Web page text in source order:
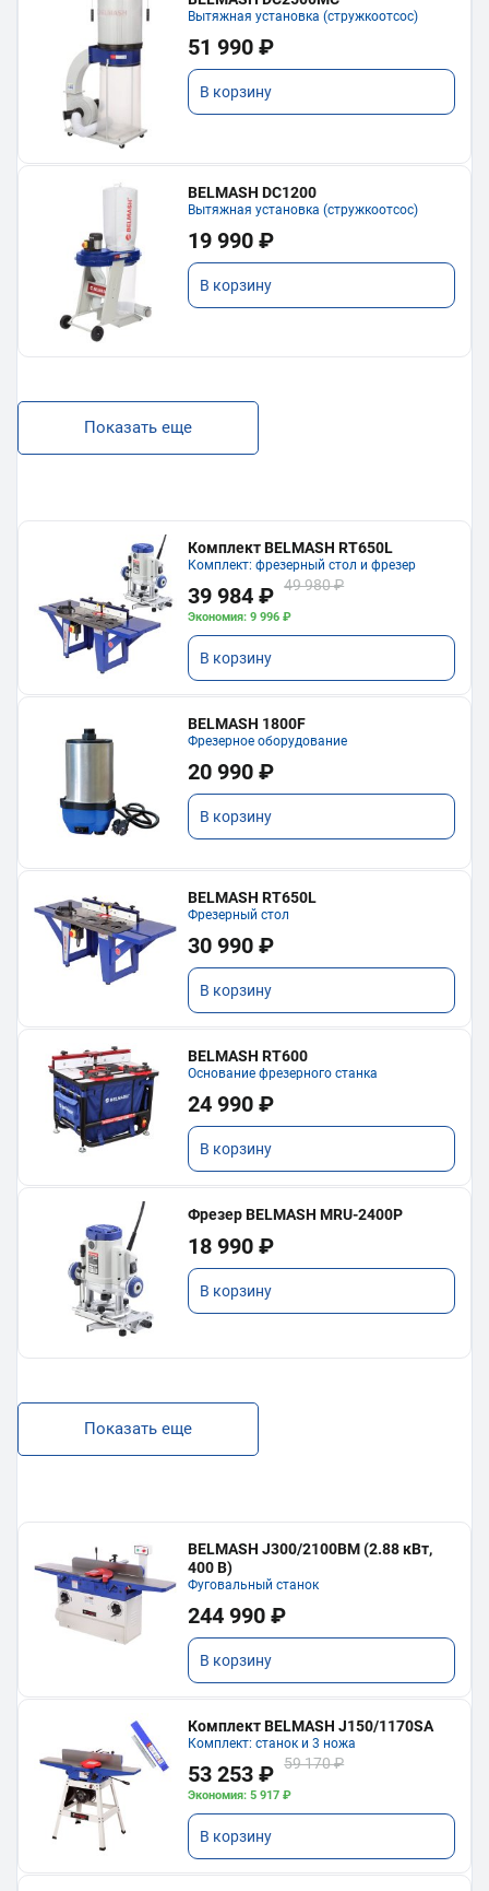
Вытяжная установка (стружкоотсос)
51 990 ₽
В корзину
BELMASH DC1200
Вытяжная установка (стружкоотсос)
19 990 ₽
В корзину
Показать еще
Комплект BELMASH RT650L
Комплект: фрезерный стол и фрезер
39 984 ₽ 49 980 ₽
Экономия: 9 996 ₽
В корзину
BELMASH 1800F
Фрезерное оборудование
20 990 ₽
В корзину
BELMASH RT650L
Фрезерный стол
30 990 ₽
В корзину
BELMASH RT600
Основание фрезерного станка
24 990 ₽
В корзину
Фрезер BELMASH MRU-2400P
18 990 ₽
В корзину
Показать еще
BELMASH J300/2100ВМ (2.88 кВт,
400 В)
Фуговальный станок
244 990 ₽
В корзину
Комплект BELMASH J150/1170SA
Комплект: станок и 3 ножа
53 253 ₽ 59 170 ₽
Экономия: 5 917 ₽
В корзину